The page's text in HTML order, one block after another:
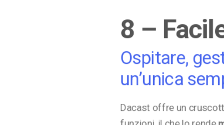
8 –
Ospitare,
un’unica
Dacast offre un